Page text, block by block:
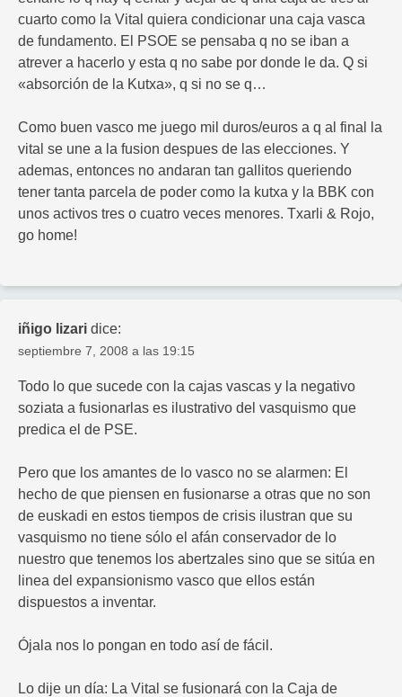
cuarto como la Vital quiera condicionar una caja vasca
de fundamento. El PSOE se pensaba q no se iban a
atrever a hacerlo y esta q no sabe por donde le da. Q si
«absorción de la Kutxa», q si no se q…
Como buen vasco me juego mil duros/euros a q al final la
vital se une a la fusion despues de las elecciones. Y
ademas, entonces no andaran tan gallitos queriendo
tener tanta parcela de poder como la kutxa y la BBK con
unos activos tres o cuatro veces menores. Txarli & Rojo,
go home!
iñigo lizari dice:
septiembre 7, 2008 a las 19:15
Todo lo que sucede con la cajas vascas y la negativo
soziata a fusionarlas es ilustrativo del vasquismo que
predica el de PSE.
Pero que los amantes de lo vasco no se alarmen: El
hecho de que piensen en fusionarse a otras que no son
de euskadi en estos tiempos de crisis ilustran que su
vasquismo no tiene sólo el afán conservador de lo
nuestro que tenemos los abertzales sino que se sitúa en
linea del expansionismo vasco que ellos están
dispuestos a inventar.
Ójala nos lo pongan en todo así de fácil.
Lo dije un día: La Vital se fusionará con la Caja de